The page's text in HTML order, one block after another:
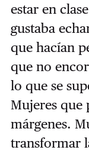
estar en
gustaba
que hacían
que no
lo que se
Mujeres que
márgenes.
transformar